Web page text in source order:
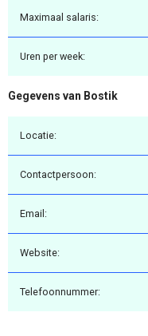
Maximaal salaris:
Uren per week:
Gegevens van Bostik
Locatie:
Contactpersoon:
Email:
Website:
Telefoonnummer: